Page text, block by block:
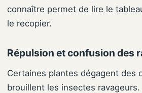
connaître permet de lire le
le recopier.
Répulsion et confusion des
Certaines plantes dégagent des
brouillent les insectes ravageurs.